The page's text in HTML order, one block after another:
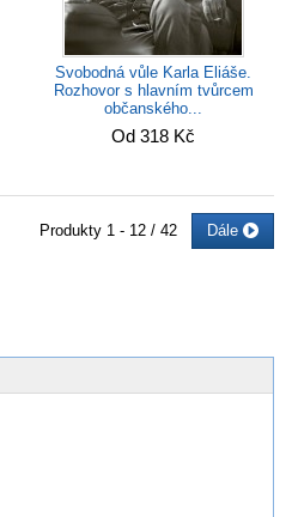
Svobodná vůle Karla Eliáše.
Rozhovor s hlavním tvůrcem
občanského...
Od 318 Kč
Produkty 1 - 12 / 42 Dále